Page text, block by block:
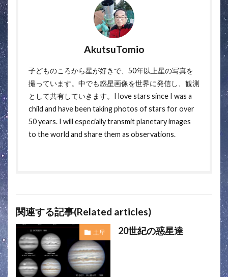
AkutsuTomio
子どものころから星が好きで、50年以上星の写真を
撮っています。中でも惑星画像を世界に発信し、観測
として共有していきます。I love stars since I was a
child and have been taking photos of stars for over
50 years. I will especially transmit planetary images
to the world and share them as observations.
関連する記事(Related articles)
土星 20世紀の惑星達